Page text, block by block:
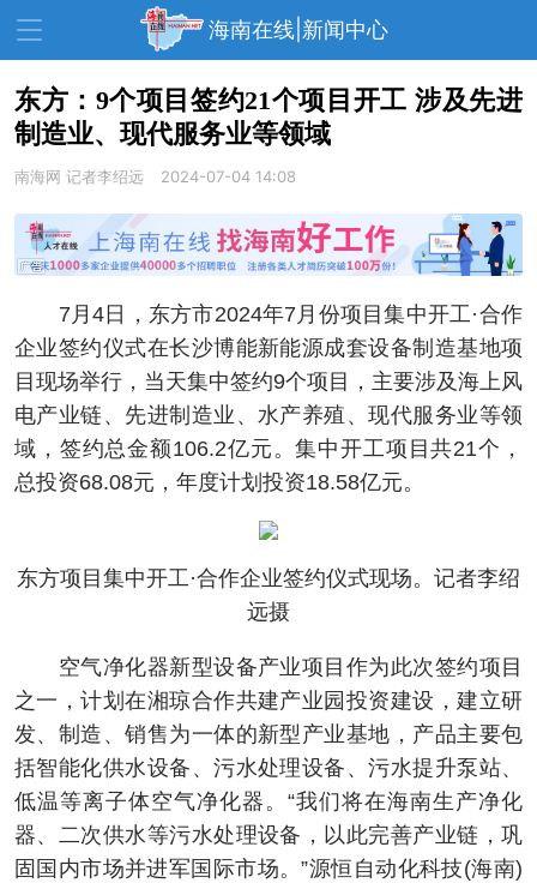
海南在线|新闻中心
资讯中心 热点 旅游
教育 健康 房产
生活 演出 活动
展会 走读海南 周末去哪儿
人才在线 天涯企服
东方：9个项目签约21个项目开工 涉及先进
制造业、现代服务业等领域
南海网 记者李绍远 2024-07-04 14:08
7月4日，东方市2024年7月份项目集中开工·合作
企业签约仪式在长沙博能新能源成套设备制造基地项
目现场举行，当天集中签约9个项目，主要涉及海上风
电产业链、先进制造业、水产养殖、现代服务业等领
域，签约总金额106.2亿元。集中开工项目共21个，
总投资68.08元，年度计划投资18.58亿元。
东方项目集中开工·合作企业签约仪式现场。记者李绍
远摄
空气净化器新型设备产业项目作为此次签约项目
之一，计划在湘琼合作共建产业园投资建设，建立研
发、制造、销售为一体的新型产业基地，产品主要包
括智能化供水设备、污水处理设备、污水提升泵站、
低温等离子体空气净化器。“我们将在海南生产净化
器、二次供水等污水处理设备，以此完善产业链，巩
固国内市场并进军国际市场。”源恒自动化科技(海南)